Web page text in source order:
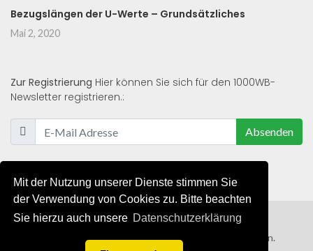
Mit der Nutzung unserer Dienste stimmen Sie
der Verwendung von Cookies zu. Bitte beachten
Sie hierzu auch unsere Datenschutzerklärung
Bezugslängen der U-Werte – Grundsätzliches
Mai 2, 2020
Zur Registrierung Hier können Sie sich für den 1000WB-
Newsletter registrieren.:
Absenden
© 2019 - 2021 - Alle Rechte von 1000WB vorbehalten.